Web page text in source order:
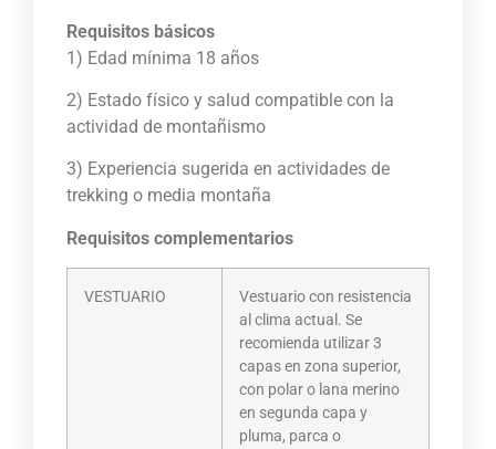
Requisitos básicos
1) Edad mínima 18 años
2) Estado físico y salud compatible con la
actividad de montañismo
3) Experiencia sugerida en actividades de
trekking o media montaña
Requisitos complementarios
VESTUARIO
Vestuario con resistencia
al clima actual. Se
recomienda utilizar 3
capas en zona superior,
con polar o lana merino
en segunda capa y
pluma, parca o